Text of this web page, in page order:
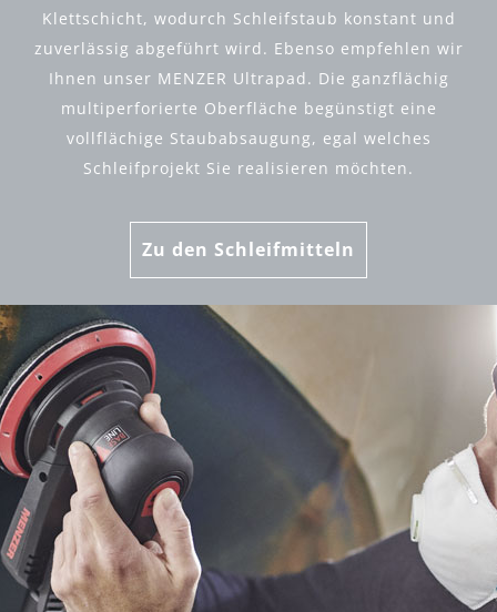
Klettschicht, wodurch Schleifstaub konstant und
zuverlässig abgeführt wird. Ebenso empfehlen wir
Ihnen unser MENZER Ultrapad. Die ganzflächig
multiperforierte Oberfläche begünstigt eine
vollflächige Staubabsaugung, egal welches
Schleifprojekt Sie realisieren möchten.
Zu den Schleifmitteln